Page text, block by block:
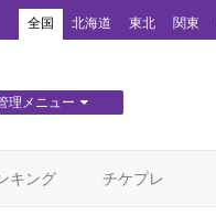
全国 北海道 東北 関東
理メニュー
キング チケプレ